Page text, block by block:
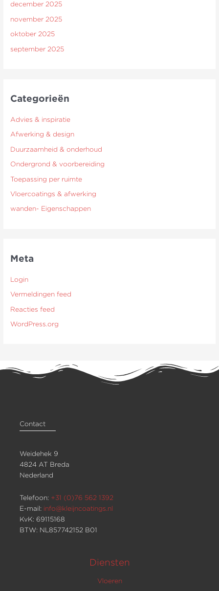
december 2025
november 2025
oktober 2025
september 2025
Categorieën
Advies & inspiratie
Afwerking & design
Duurzaamheid & onderhoud
Ondergrond & voorbereiding
Toepassing per ruimte
Vloercoatings & afwerking
wanden- Eigenschappen
Meta
Login
Vermeldingen feed
Reacties feed
WordPress.org
Contact
Weidehek 9
4824 AT Breda
Nederland
Telefoon: +31 (0)76 562 1392
E-mail: info@kleijncoatings.nl
KvK: 69115168
BTW: NL857742152 B01
Diensten
Vloeren